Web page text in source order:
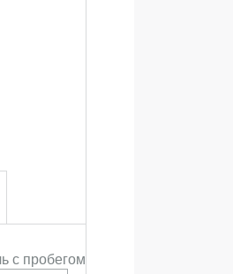
с пробегом